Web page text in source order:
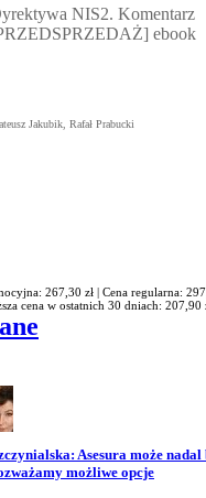
NIS2. Komentarz
ebook
Jakubik, Rafał Prabucki
267,30 zł | Cena regularna:
cena w ostatnich 30 dniach: 207,90
Asesura może
możliwe opcje